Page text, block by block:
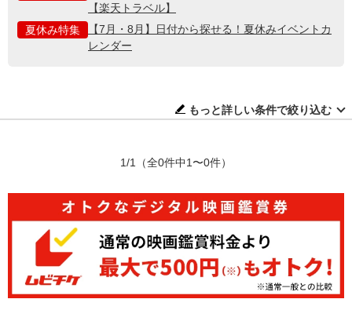
【楽天トラベル】
夏休み特集
【7月・8月】日付から探せる！夏休みイベントカ
レンダー
もっと詳しい条件で絞り込む
1/1 （全0件中1〜0件）